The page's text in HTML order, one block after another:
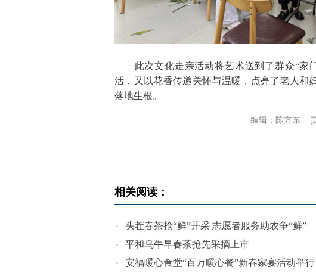
此次文化走亲活动将艺术送到了群众“家
活，又以花香传递关怀与温暖，点亮了老人和
落地生根。
编辑：陈方东
相关阅读：
头茬春茶抢“鲜”开采 志愿者服务助农争“鲜”
平和乌牛早春茶抢先采摘上市
安福暖心食堂“百万暖心餐”新春家宴活动举行